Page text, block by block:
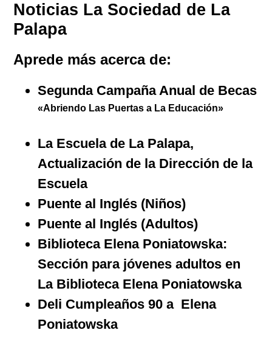
Noticias La Sociedad de La
Palapa
Aprede más acerca de:
Segunda Campaña Anual de Becas
«Abriendo Las Puertas a La Educación»
La Escuela de La Palapa,
Actualización de la Dirección de la
Escuela
Puente al Inglés (Niños)
Puente al Inglés (Adultos)
Biblioteca Elena Poniatowska:
Sección para jóvenes adultosen
La Biblioteca Elena Poniatowska
Deli Cumpleaños 90 a Elena
Poniatowska